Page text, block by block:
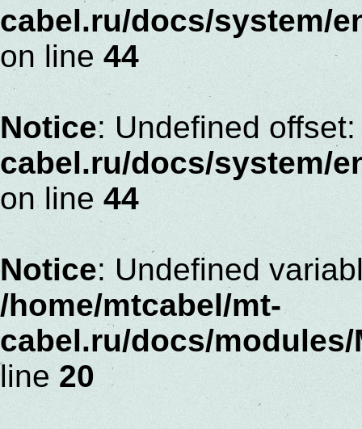
cabel.ru/docs/system/
on line44
Notice: Undefined
cabel.ru/docs/system/
on line 44
Notice: Undefined
/home/mtcabel/mt-
cabel.ru/docs/
line 20